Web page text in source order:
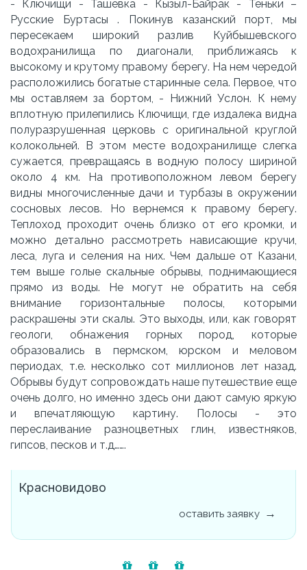
- Ключищи - Ташевка - Кызыл-Байрак - Теньки –
Русские Буртасы . Покинув казанский порт, мы
пересекаем широкий разлив Куйбышевского
водохранилища по диагонали, приближаясь к
высокому и крутому правому берегу. На нем чередой
расположились богатые старинные села. Первое, что
мы оставляем за бортом, - Нижний Услон. К нему
вплотную прилепились Ключищи, где издалека видна
полуразрушенная церковь с оригинальной круглой
колокольней. В этом месте водохранилище слегка
сужается, превращаясь в водную полосу шириной
около 4 км. На противоположном левом берегу
видны многочисленные дачи и турбазы в окружении
сосновых лесов. Но вернемся к правому берегу.
Теплоход проходит очень близко от его кромки, и
можно детально рассмотреть нависающие кручи,
леса, луга и селения на них. Чем дальше от Казани,
тем выше голые скальные обрывы, поднимающиеся
прямо из воды. Не могут не обратить на себя
внимание горизонтальные полосы, которыми
раскрашены эти скалы. Это выходы, или, как говорят
геологи, обнажения горных пород, которые
образовались в пермском, юрском и меловом
периодах, т.е. несколько сот миллионов лет назад.
Обрывы будут сопровождать наше путешествие еще
очень долго, но именно здесь они дают самую яркую
и впечатляющую картину. Полосы - это
переслаивание разноцветных глин, известняков,
гипсов, песков и т.д…….
Красновидово
оставить заявку